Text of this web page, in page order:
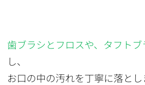
歯ブラシとフロスや、タフトブ
し、
お口の中の汚れを丁寧に落とし